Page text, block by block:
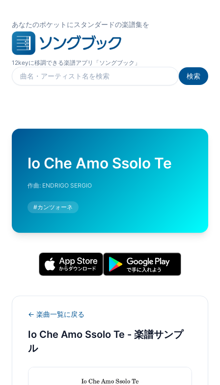
あなたのポケットにスタンダードの楽譜集を
12keyに移調できる楽譜アプリ「ソングブック」
楽曲を検索
検索
Io Che Amo Ssolo Te
作曲: ENDRIGO SERGIO
#カンツォーネ
← 楽曲一覧に戻る
Io Che Amo Ssolo Te - 楽譜サンプ
ル